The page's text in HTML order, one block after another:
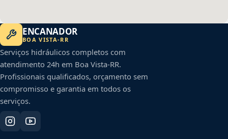
ENCANADOR
BOA VISTA-RR
Serviços hidráulicos completos com
atendimento 24h em Boa Vista-RR.
Profissionais qualificados, orçamento sem
compromisso e garantia em todos os
serviços.